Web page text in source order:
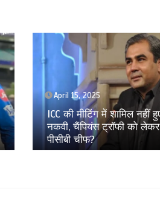
April 9, 2025 1 min
GT vs RR: पॉइंट्स टेबल में
काबिज हुई गुजरात टाइटंस,
रॉयल्स को 58 रनों से हराया